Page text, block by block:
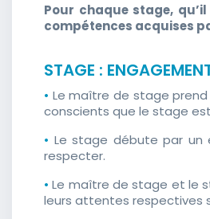
Pour chaque stage,
compétences acquises
STAGE :
• Le maître de stage
conscients que le stage
• Le stage débute par un
respecter.
• Le maître de stage et le
leurs attentes respectives